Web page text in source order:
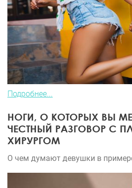
Подробнее...
НОГИ, О КОТОРЫХ ВЫ
ЧЕСТНЫЙ РАЗГОВОР С
ХИРУРГОМ
О чем думают девушки в